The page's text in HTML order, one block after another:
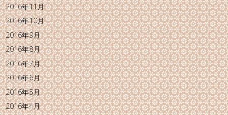
2016年11月
2016年10月
2016年9月
2016年8月
2016年7月
2016年6月
2016年5月
2016年4月